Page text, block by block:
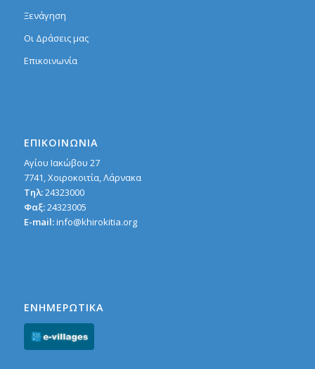
Ξενάγηση
Οι Δράσεις μας
Επικοινωνία
ΕΠΙΚΟΙΝΩΝΙΑ
Αγίου Ιακώβου 27
7741, Χοιροκoιτία, Λάρνακα
Τηλ:24323000
Φαξ:24323005
E-mail:info@khirokitia.org
ΕΝΗΜΕΡΩΤΙΚΑ